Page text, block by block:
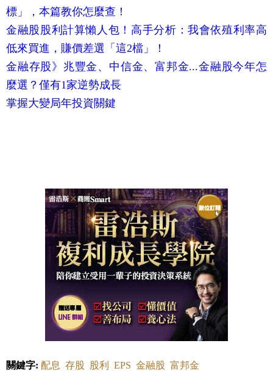
標」，本篇教你怎麼查！
金融股股利計算懶人包！高手分析：我會依殖利率高
低來買進，賺價差選「這2檔」！
金融存股》兆豐金、中信金、富邦金...金融股今年怎
麼選？僅有1家逆勢成長
掌握大變局年投資關鍵
關鍵字: 配息 存股 股利 EPS 金融股 富邦金